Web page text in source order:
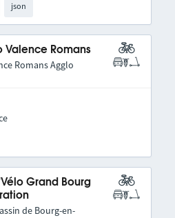
json
Valence Romans
Romans Agglo
Grand Bourg
de Bourg-en-